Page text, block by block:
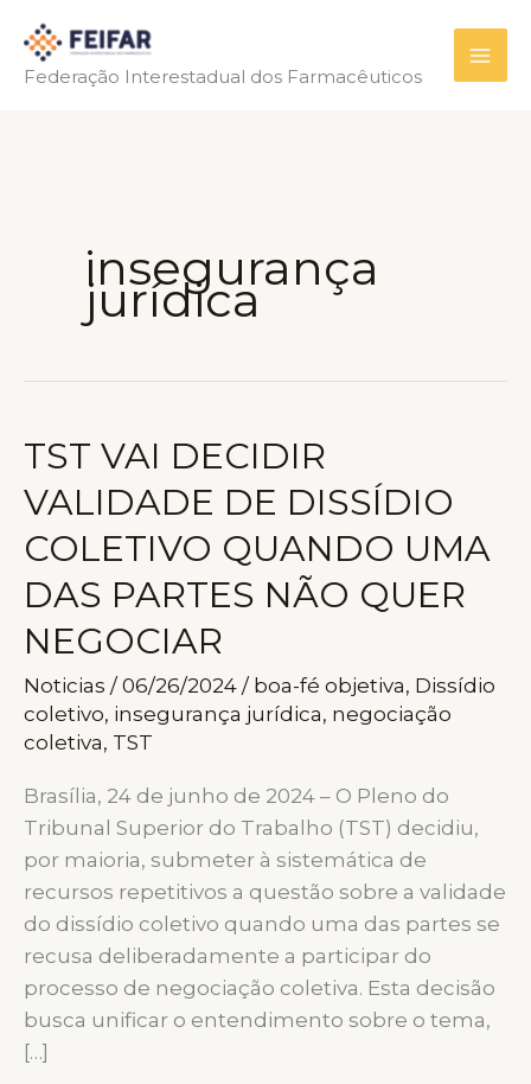
para
Federação Interestadual dos Farmacêuticos
insegurança
jurídica
TST VAI DECIDIR
VALIDADE DE DISSÍDIO
COLETIVO QUANDO UMA
DAS PARTES NÃO QUER
NEGOCIAR
Noticias /06/26/2024 / boa-fé objetiva, Dissídio
coletivo, insegurança jurídica, negociação
coletiva, TST
Brasília, 24 de junho de 2024 – O Pleno do
Tribunal Superior do Trabalho (TST) decidiu,
por maioria, submeter à sistemática de
recursos repetitivos a questão sobre a validade
do dissídio coletivo quando uma das partes se
recusa deliberadamente a participar do
processo de negociação coletiva. Esta decisão
busca unificar o entendimento sobre o tema,
[…]